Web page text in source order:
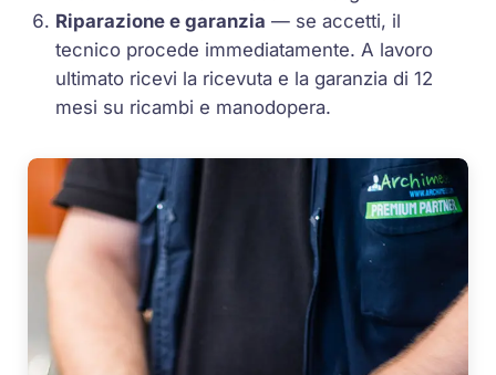
Riparazione e garanzia — se accetti, il
tecnico procede immediatamente. A lavoro
ultimato ricevi la ricevuta e la garanzia di 12
mesi su ricambi e manodopera.